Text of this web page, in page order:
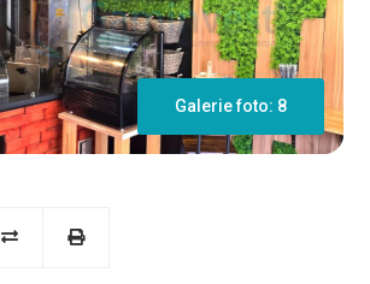
Galerie foto: 8